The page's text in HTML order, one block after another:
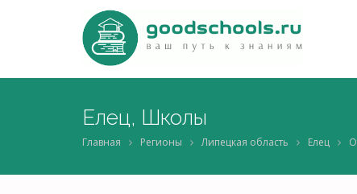
Елец, Школы
Главная Регионы Липецкая область Елец